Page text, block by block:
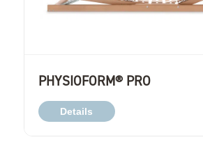
PHYSIOFORM® PRO
Details